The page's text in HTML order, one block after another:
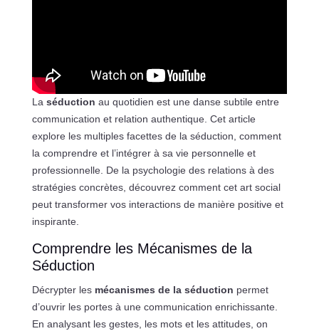
La séduction au quotidien est une danse subtile entre
communication et relation authentique. Cet article
explore les multiples facettes de la séduction, comment
la comprendre et l’intégrer à sa vie personnelle et
professionnelle. De la psychologie des relations à des
stratégies concrètes, découvrez comment cet art social
peut transformer vos interactions de manière positive et
inspirante.
Comprendre les Mécanismes de la
Séduction
Décrypter les mécanismes de la séduction permet
d’ouvrir les portes à une communication enrichissante.
En analysant les gestes, les mots et les attitudes, on